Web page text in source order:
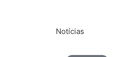
Notícias